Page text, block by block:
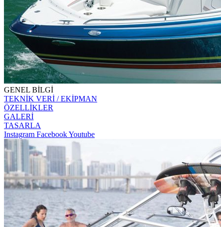
GENEL BİLGİ
TEKNİK VERİ / EKİPMAN
ÖZELLİKLER
GALERİ
TASARLA
Instagram FacebookYoutube